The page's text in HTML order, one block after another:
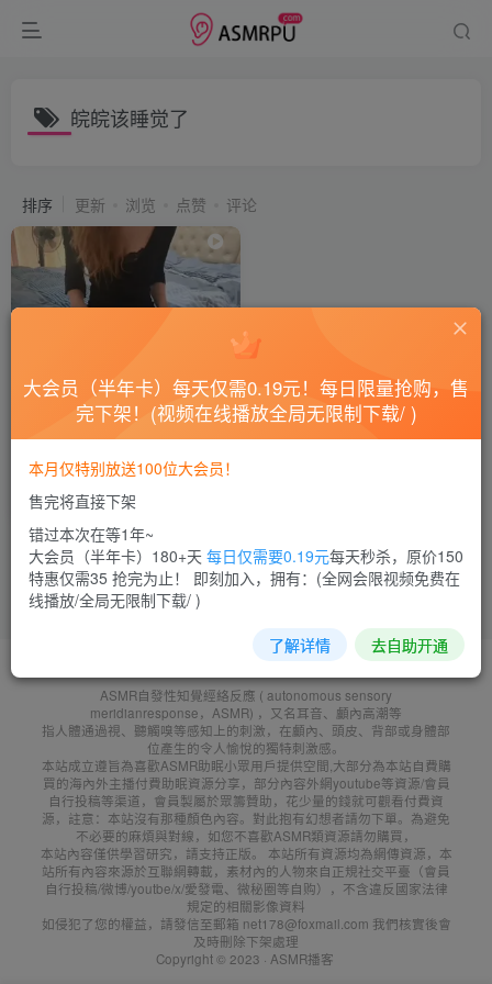
皖皖该睡觉了
排序 更新 浏览 点赞 评论
皖皖该睡觉了-黑丝刮擦-（身
材还蛮好，但是ASMR一坨）
会员专属 国内ASMR
菜需捆
聯系客服
ASMR自發性知覺經絡反應 ( autonomous sensory
meridianresponse，ASMR) ，又名耳音、顱內高潮等
指人體通過視、聽觸嗅等感知上的刺激，在顱內、頭皮、背部或身體部
位產生的令人愉悅的獨特刺激感。
本站成立遵旨為喜歡ASMR助眠小眾用戶提供空間,大部分為本站自費購
買的海內外主播付費助眠資源分享，部分內容外網youtube等資源/會員
自行投稿等渠道，會員製屬於眾籌贊助，花少量的錢就可觀看付費資
源，註意：本站沒有那種顏色內容。對此抱有幻想者請勿下單。為避免
不必要的麻煩與對線，如您不喜歡ASMR類資源請勿購買，
本站內容僅供學習研究，請支持正版。 本站所有資源均為網傳資源，本
站所有內容來源於互聯網轉載，素材內的人物來自正規社交平臺（會員
自行投稿/微博/youtbe/x/愛發電、微秘圈等自购），不含違反國家法律
規定的相關影像資料
如侵犯了您的權益，請發信至郵箱 net178@foxmail.com 我們核實後會
及時刪除下架處理
Copyright © 2023 · ASMR播客
大会员（半年卡）每天仅需0.19元！每日限量抢购，售
完下架！(视频在线播放全局无限制下载/ )
本月仅特别放送100位大会员！
售完将直接下架
错过本次在等1年~
大会员（半年卡）180+天 每日仅需要0.19元每天秒杀，原价150
特惠仅需35 抢完为止！ 即刻加入，拥有：(全网会限视频免费在
线播放/全局无限制下载/ )
了解详情 去自助开通